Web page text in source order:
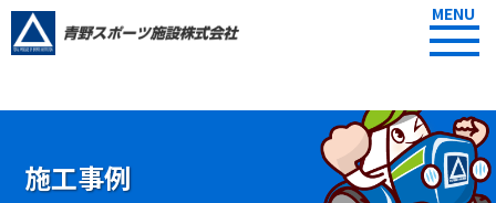
MENU
施工事例